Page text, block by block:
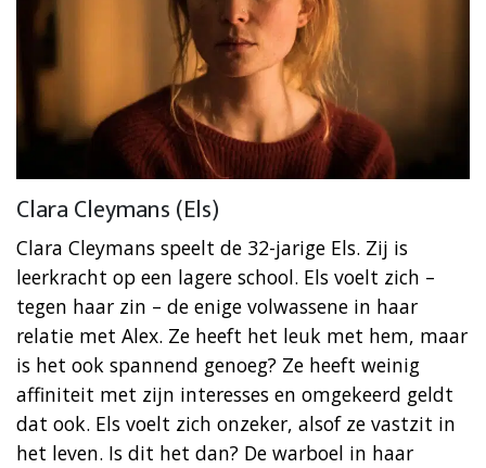
Clara Cleymans (Els)
Clara Cleymans speelt de 32-jarige Els. Zij is
leerkracht op een lagere school. Els voelt zich –
tegen haar zin – de enige volwassene in haar
relatie met Alex. Ze heeft het leuk met hem, maar
is het ook spannend genoeg? Ze heeft weinig
affiniteit met zijn interesses en omgekeerd geldt
dat ook. Els voelt zich onzeker, alsof ze vastzit in
het leven. Is dit het dan? De warboel in haar